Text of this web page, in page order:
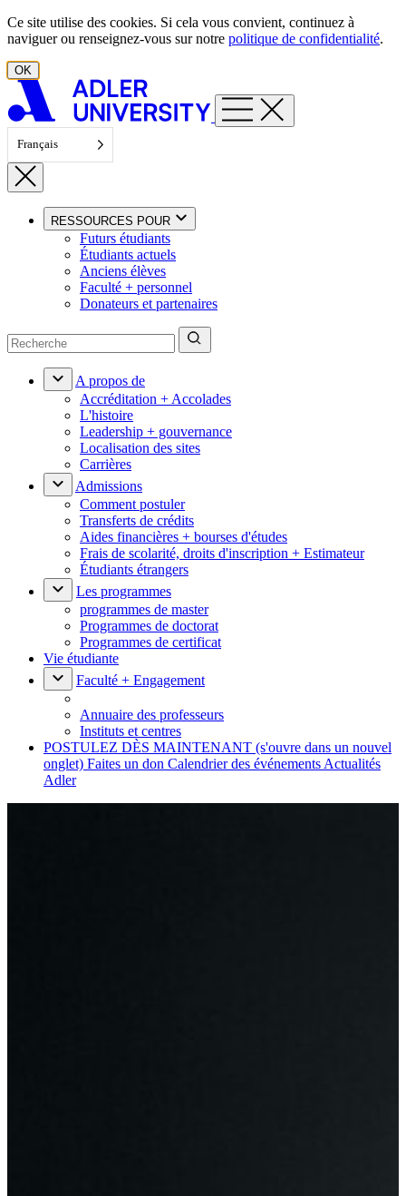
Aller au contenu
Ce site utilise des cookies. Si cela vous convient, continuez à
naviguer ou renseignez-vous sur notre politique de confidentialité.
OK
Français
RESSOURCES POUR
Futurs étudiants
Étudiants actuels
Anciens élèves
Faculté + personnel
Donateurs et partenaires
A propos de
Accréditation + Accolades
L'histoire
Leadership + gouvernance
Localisation des sites
Carrières
Admissions
Comment postuler
Transferts de crédits
Aides financières + bourses d'études
Frais de scolarité, droits d'inscription + Estimateur
Étudiants étrangers
Les programmes
programmes de master
Programmes de doctorat
Programmes de certificat
Vie étudiante
Faculté + Engagement
Annuaire des professeurs
Instituts et centres
POSTULEZ DÈS MAINTENANT (s'ouvre dans un nouvel
onglet) Faites un don Calendrier des événements Actualités
Adler